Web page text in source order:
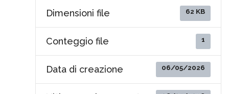
Dimensioni file 62 KB
Conteggio file 1
Data di creazione 06/05/2026